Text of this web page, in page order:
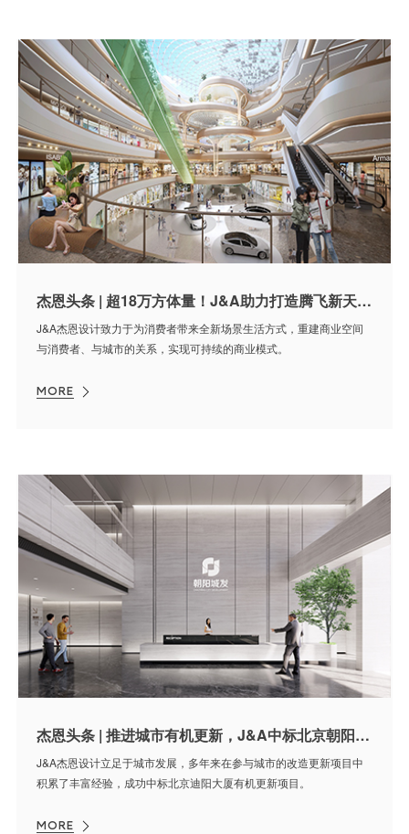
杰恩头条 | 超18万方体量！J&A助力打造腾飞新天地商业综合体
J&A杰恩设计致力于为消费者带来全新场景生活方式，重建商业空间
与消费者、与城市的关系，实现可持续的商业模式。
MORE
杰恩头条 | 推进城市有机更新，J&A中标北京朝阳城发集团总部改造项目
J&A杰恩设计立足于城市发展，多年来在参与城市的改造更新项目中
积累了丰富经验，成功中标北京迪阳大厦有机更新项目。
MORE